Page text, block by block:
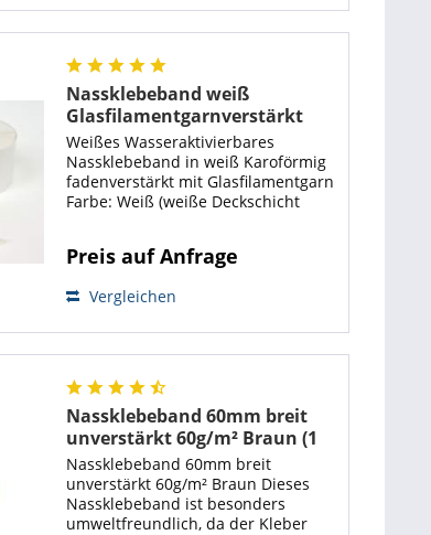
Nassklebeband weiß
Glasfilamentgarnverstärkt
70mm 150m 138g/m²
Weißes Wasseraktivierbares
Nassklebeband in weiß Karoförmig
fadenverstärkt mit Glasfilamentgarn
Farbe: Weiß (weiße Deckschicht
Grammatur: 138g/m² beschichtet
Preis auf Anfrage
Vergleichen
Nassklebeband 60mm breit
unverstärkt 60g/m² Braun (1
Rolle)
Nassklebeband 60mm breit
unverstärkt 60g/m² Braun Dieses
Nassklebeband ist besonders
umweltfreundlich, da der Kleber